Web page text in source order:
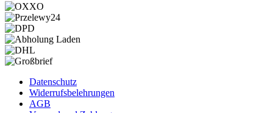
Datenschutz
Widerrufsbelehrungen
AGB